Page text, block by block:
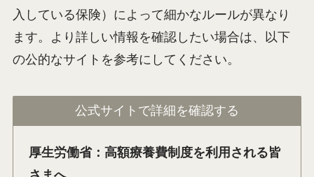
入している保険）によって細かなルールが異なり
ます。より詳しい情報を確認したい場合は、以下
の公的なサイトを参考にしてください。
公式サイトで詳細を確認する
厚生労働省：高額療養費制度を利用される皆